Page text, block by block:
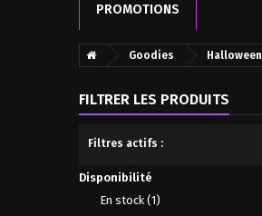
PROMOTIONS
Goodies Halloween
FILTRER LES PRODUITS
Filtres actifs :
Disponibilité
En stock (1)